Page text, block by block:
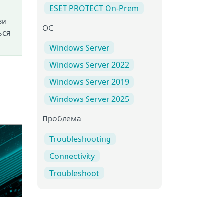
ESET PROTECT On-Prem
ОС
Windows Server
Windows Server 2022
Windows Server 2019
Windows Server 2025
Проблема
Troubleshooting
Connectivity
Troubleshoot